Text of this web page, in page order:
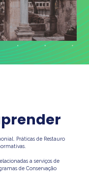
Práticas de Restauro
a serviços de
de Conservação